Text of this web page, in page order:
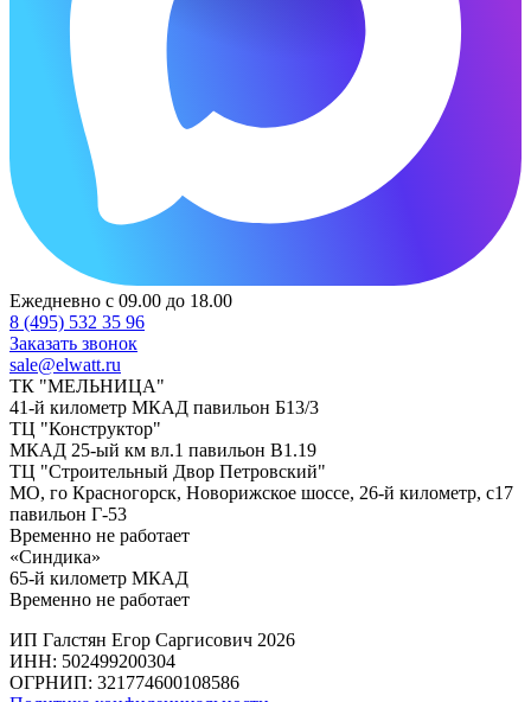
Ежедневно с 09.00 до 18.00
8 (495) 532 35 96
Заказать звонок
sale@elwatt.ru
ТК "МЕЛЬНИЦА"
41-й километр МКАД павильон Б13/3
ТЦ "Конструктор"
МКАД 25-ый км вл.1 павильон В1.19
ТЦ "Строительный Двор Петровский"
МО, го Красногорск, Новорижское шоссе, 26-й километр, с17
павильон Г-53
Временно не работает
«Синдика»
65-й километр МКАД
Временно не работает
ИП Галстян Егор Саргисович 2026
ИНН: 502499200304
ОГРНИП: 321774600108586